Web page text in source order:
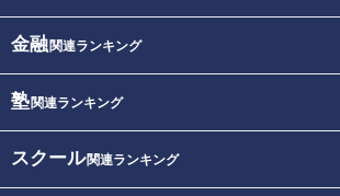
金融関連ランキング
塾関連ランキング
スクール関連ランキング